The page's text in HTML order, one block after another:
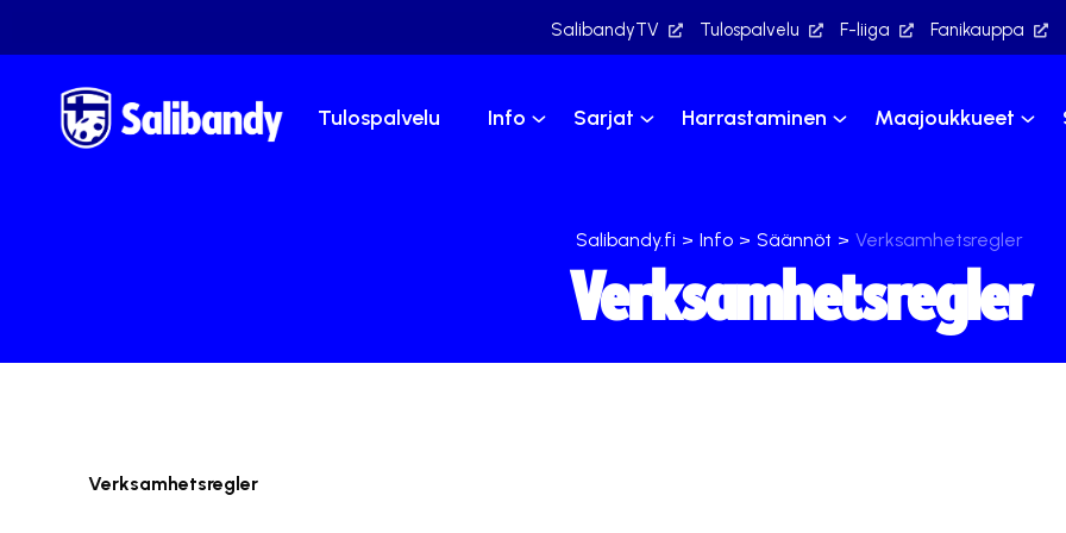
SalibandyTV Tulospalvelu F-liiga Fanikauppa
Tulospalvelu Info Sarjat Harrastaminen Maajoukkueet
Salibandy.fi > Info > Säännöt > Verksamhetsregler
Verksamhetsregler
Verksamhetsregler